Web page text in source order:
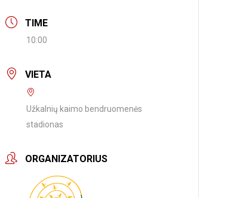
TIME
10:00
VIETA
Užkalnių kaimo bendruomenės
stadionas
ORGANIZATORIUS